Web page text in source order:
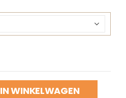
IN WINKELWAGEN